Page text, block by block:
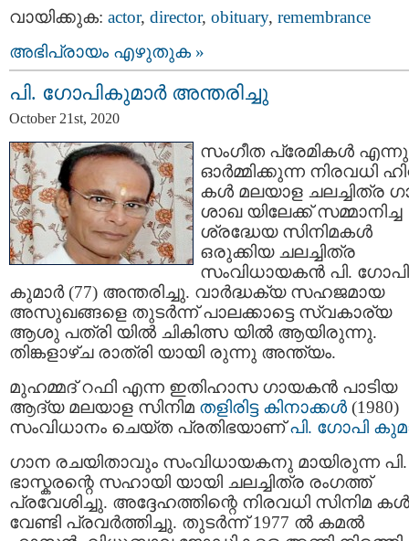
വായിക്കുക: actor, director, obituary, remembrance
അഭിപ്രായം എഴുതുക »
പി. ഗോപികുമാർ അന്തരിച്ചു
October 21st, 2020
സംഗീത പ്രേമികള്‍
ഓർമ്മിക്കുന്ന നിരവധി
കള്‍ മലയാള ചലച്ചിത്ര
ശാഖ യിലേക്ക് സമ്മാനിച്ച
ശ്രദ്ധേയ സിനിമകള്‍
ഒരുക്കിയ ചലച്ചിത്ര
സംവിധായകൻ പി. ഗോപി
കുമാർ (77) അന്തരിച്ചു. വാർദ്ധക്യ സഹജമായ
അസുഖങ്ങളെ തുടർന്ന് പാലക്കാട്ടെ സ്വകാര്യ
ആശു പത്രി യില്‍ ചികിത്സ യില്‍ ആയിരുന്നു.
തിങ്കളാഴ്‌ച രാത്രി യായി രുന്നു അന്ത്യം.
മുഹമ്മദ് റഫി എന്ന ഇതിഹാസ ഗായകന്‍ പാടിയ
ആദ്യ മലയാള സിനിമ തളിരിട്ട കിനാക്കള്‍ (1980)
സംവിധാനം ചെയ്ത പ്രതിഭയാണ്പി. ഗോപി
ഗാന രചയിതാവും സംവിധായകനു മായിരുന്ന പി.
ഭാസ്കരന്റെ സഹായി യായി ചലച്ചിത്ര രംഗത്ത്
പ്രവേശിച്ചു. അദ്ദേഹത്തിന്റെ നിരവധി സിനിമ
വേണ്ടി പ്രവര്‍ത്തിച്ചു. തുടര്‍ന്ന് 1977 ല്‍ കമല്‍